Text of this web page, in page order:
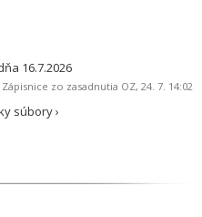
16.7.2026
Zápisnice zo zasadnutia OZ, 24. 7. 14:02
súbory ›